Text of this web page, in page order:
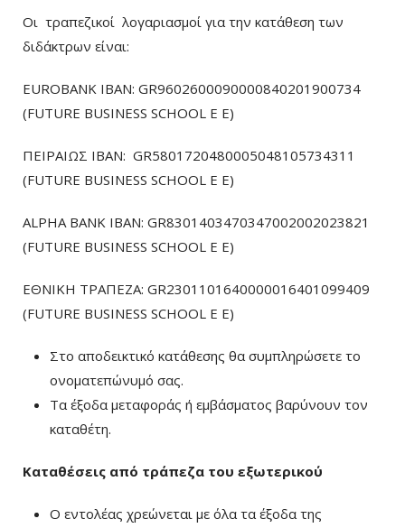
Οι τραπεζικοί λογαριασμοί για την κατάθεση των
διδάκτρων είναι:
EUROBANK IBAN: GR9602600090000840201900734
(FUTURE BUSINESS SCHOOL E E)
ΠΕΙΡΑΙΩΣ ΙΒΑΝ: GR5801720480005048105734311
(FUTURE BUSINESS SCHOOL E E)
ALPHA BANK IBAN: GR8301403470347002002023821
(FUTURE BUSINESS SCHOOL E E)
ΕΘΝΙΚΗ ΤΡΑΠΕΖΑ: GR2301101640000016401099409
(FUTURE BUSINESS SCHOOL E E)
Στο αποδεικτικό κατάθεσης θα συμπληρώσετε το
ονοματεπώνυμό σας.
Τα έξοδα μεταφοράς ή εμβάσματος βαρύνουν τον
καταθέτη.
Καταθέσεις από τράπεζα του εξωτερικού
Ο εντολέας χρεώνεται με όλα τα έξοδα της